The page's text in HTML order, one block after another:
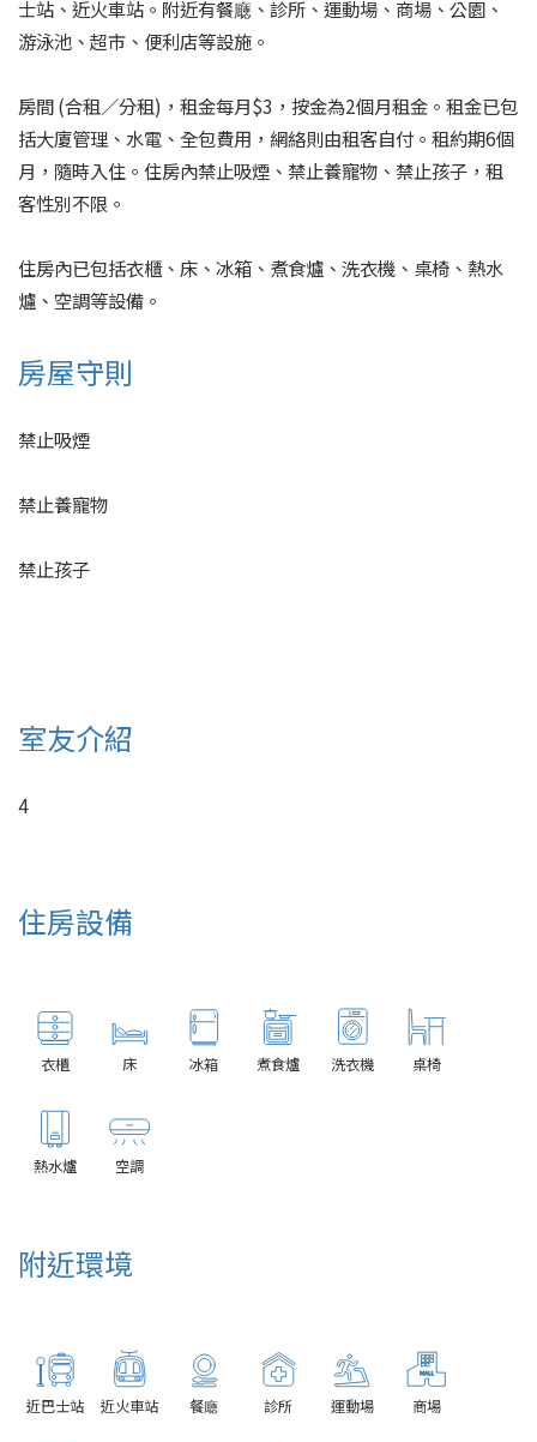
士站、近火車站。附近有餐廰、診所、運動場、商場、公園、
游泳池、超市、便利店等設施。
房間 (合租／分租)，租金每月$3，按金為2個月租金。租金已包
括大廈管理、水電、全包費用，網絡則由租客自付。租約期6個
月，隨時入住。住房內禁止吸煙、禁止養寵物、禁止孩子，租
客性別不限。
住房內已包括衣櫃、床、冰箱、煮食爐、洗衣機、桌椅、熱水
爐、空調等設備。
房屋守則
禁止吸煙
禁止養寵物
禁止孩子
室友介紹
4
住房設備
衣櫃 床 冰箱 煮食爐 洗衣機 桌椅
熱水爐 空調
附近環境
近巴士站 近火車站 餐廰 診所 運動場 商場